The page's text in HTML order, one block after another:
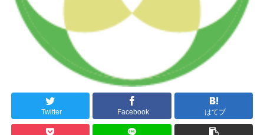
Twitter Facebook はてブ